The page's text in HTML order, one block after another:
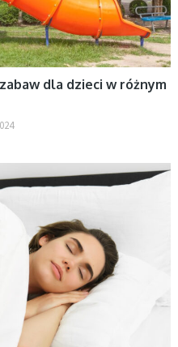
dla dzieci w różnym